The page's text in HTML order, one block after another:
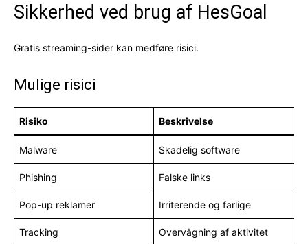
Sikkerhed ved brug af HesGoal
Gratis streaming-sider kan medføre risici.
Mulige risici
Risiko Beskrivelse
Malware Skadelig software
Phishing Falske links
Pop-up reklamer Irriterende og farlige
Tracking Overvågning af aktivitet